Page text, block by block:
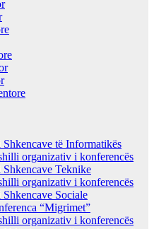
të Informatikës
organizativ i konferencës
Teknike
organizativ i konferencës
Sociale
“Migrimet”
organizativ i konferencës